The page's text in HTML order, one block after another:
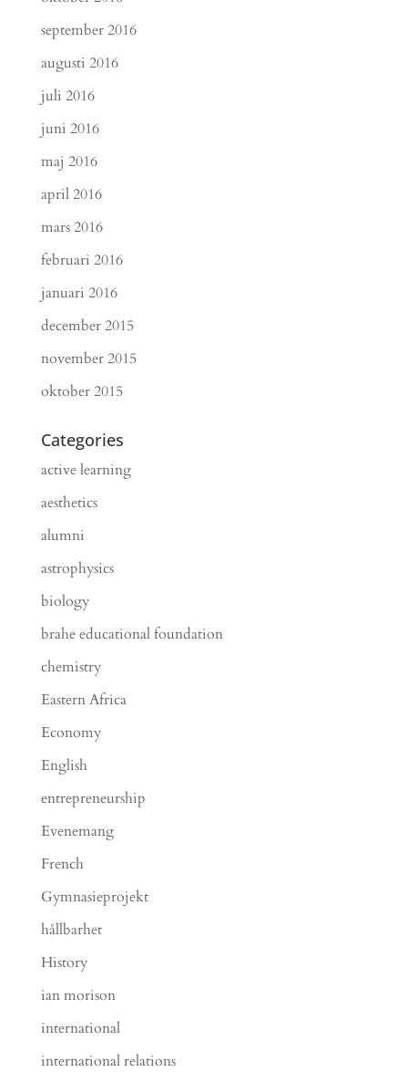
september 2016
augusti 2016
juli 2016
juni 2016
maj 2016
april 2016
mars 2016
februari 2016
januari 2016
december 2015
november 2015
oktober 2015
Categories
active learning
aesthetics
alumni
astrophysics
biology
brahe educational foundation
chemistry
Eastern Africa
Economy
English
entrepreneurship
Evenemang
French
Gymnasieprojekt
hållbarhet
History
ian morison
international
international relations